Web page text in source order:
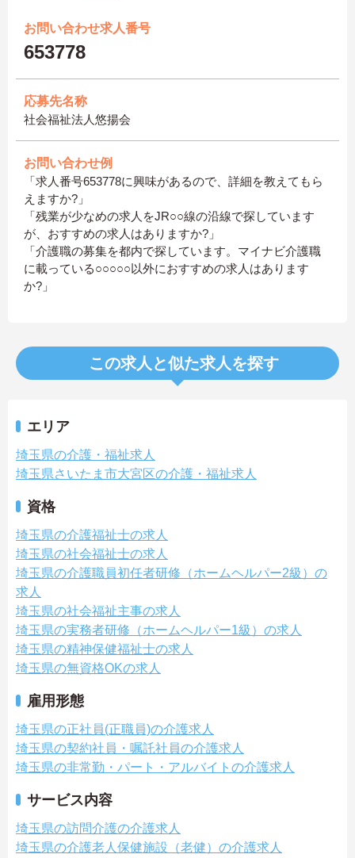
お問い合わせ求人番号
653778
応募先名称
社会福祉法人悠揚会
お問い合わせ例
「求人番号653778に興味があるので、詳細を教えてもら
えますか?」
「残業が少なめの求人をJR○○線の沿線で探しています
が、おすすめの求人はありますか?」
「介護職の募集を都内で探しています。マイナビ介護職
に載っている○○○○○以外におすすめの求人はあります
か?」
この求人と似た求人を探す
エリア
埼玉県の介護・福祉求人
埼玉県さいたま市大宮区の介護・福祉求人
資格
埼玉県の介護福祉士の求人
埼玉県の社会福祉士の求人
埼玉県の介護職員初任者研修（ホームヘルパー2級）の
求人
埼玉県の社会福祉主事の求人
埼玉県の実務者研修（ホームヘルパー1級）の求人
埼玉県の精神保健福祉士の求人
埼玉県の無資格OKの求人
雇用形態
埼玉県の正社員(正職員)の介護求人
埼玉県の契約社員・嘱託社員の介護求人
埼玉県の非常勤・パート・アルバイトの介護求人
サービス内容
埼玉県の訪問介護の介護求人
埼玉県の介護老人保健施設（老健）の介護求人